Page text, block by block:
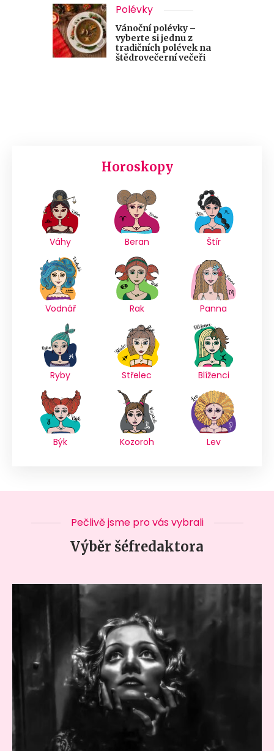
Polévky
Vánoční polévky –
vyberte si jednu z
tradičních polévek na
štědrovečerní večeři
Horoskopy
Váhy Beran Štír
Vodnář Rak Panna
Ryby Střelec Blíženci
Býk Kozoroh Lev
Pečlivě jsme pro vás vybrali
Výběr šéfredaktora